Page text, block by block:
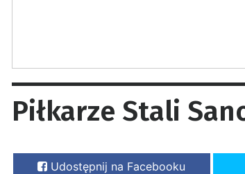
Piłkarze Stali
Udostępnij na Facebooku